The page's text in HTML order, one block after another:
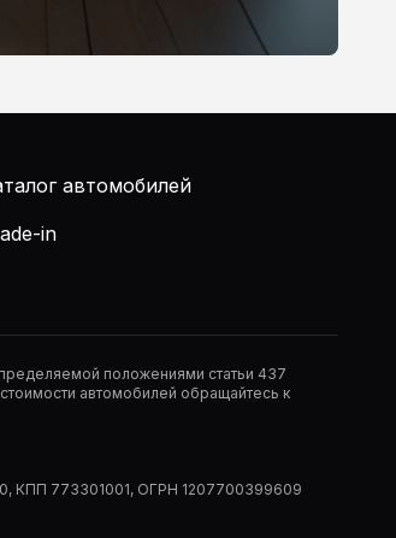
автомобилей
in
положениями статьи 437
автомобилей обращайтесь к
КПП 773301001, ОГРН 1207700399609